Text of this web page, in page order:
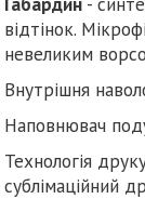
відтінок.
невеликим
Внутрішня
Наповнювач
Технологія
сублімаційний